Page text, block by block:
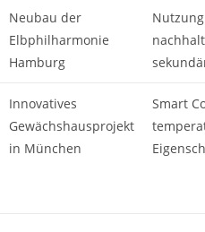
Neubau der
Elbphilharmonie
Hamburg
Innovatives
Gewächshausprojekt
in München
Smart